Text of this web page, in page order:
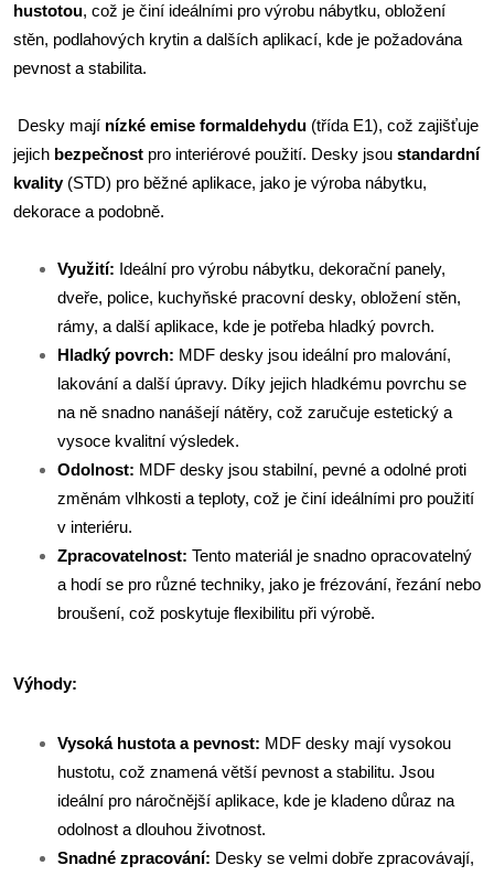
hustotou, což je činí ideálními pro výrobu nábytku, obložení
stěn, podlahových krytin a dalších aplikací, kde je požadována
pevnost a stabilita.
Desky mají nízké emise formaldehydu (třída E1), což zajišťuje
jejich bezpečnost pro interiérové použití. Desky jsou standardní
kvality(STD) pro běžné aplikace, jako je výroba nábytku,
dekorace a podobně.
Využití: Ideální pro výrobu nábytku, dekorační panely,
dveře, police, kuchyňské pracovní desky, obložení stěn,
rámy, a další aplikace, kde je potřeba hladký povrch.
Hladký povrch: MDF desky jsou ideální pro malování,
lakování a další úpravy. Díky jejich hladkému povrchu se
na ně snadno nanášejí nátěry, což zaručuje estetický a
vysoce kvalitní výsledek.
Odolnost: MDF desky jsou stabilní, pevné a odolné proti
změnám vlhkosti a teploty, což je činí ideálními pro použití
v interiéru.
Zpracovatelnost: Tento materiál je snadno opracovatelný
a hodí se pro různé techniky, jako je frézování, řezání nebo
broušení, což poskytuje flexibilitu při výrobě.
Výhody:
Vysoká hustota a pevnost: MDF desky mají vysokou
hustotu, což znamená větší pevnost a stabilitu. Jsou
ideální pro náročnější aplikace, kde je kladeno důraz na
odolnost a dlouhou životnost.
Snadné zpracování: Desky se velmi dobře zpracovávají,